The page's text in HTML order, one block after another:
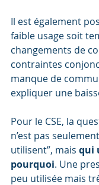
Il est également
faible usage soit
changements de
contraintes
manque de
expliquer une
Pour le CSE, la
n’est pas
utilisent”, mais qui
pourquoi. Une
peu utilisée mais